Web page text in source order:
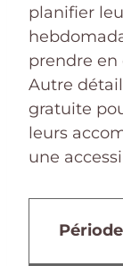
planifier
prendre en
Autre
gratuite
leurs
une
Période